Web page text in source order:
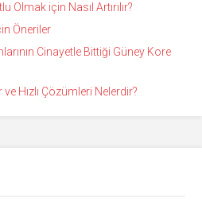
için Nasıl Artırılır?
Öneriler
Cinayetle Bittiği Güney Kore
Hızlı Çözümleri Nelerdir?